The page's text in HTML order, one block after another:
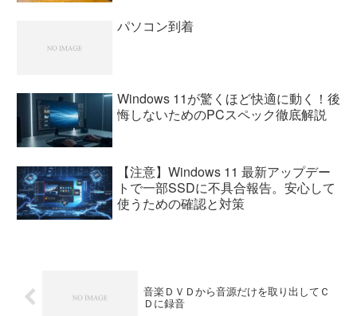
パソコン到着
Windows 11が驚くほど快適に動く！後
悔しないためのPCスペック徹底解説
【注意】Windows 11 最新アップデー
トで一部SSDに不具合報告。安心して
使うための確認と対策
音楽ＤＶＤから音源だけを取り出してＣ
Ｄに録音